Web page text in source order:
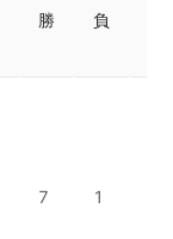
勝 負
7 1